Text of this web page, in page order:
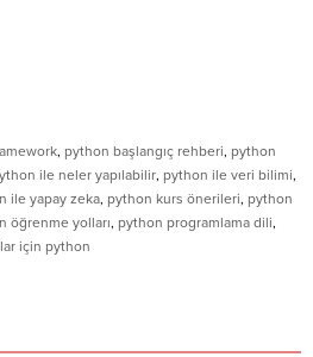
, python başlangıç rehberi, python
ile neler yapılabilir, python ile veri bilimi,
ile yapay zeka, python kurs önerileri, python
öğrenme yolları, python programlama dili,
için python